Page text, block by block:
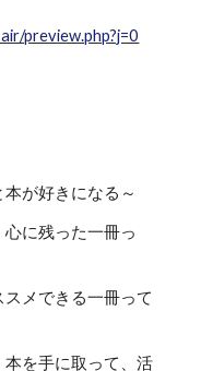
preview.php?j=0
が好きになる～
に残った一冊っ
メできる一冊って
を手に取って、活